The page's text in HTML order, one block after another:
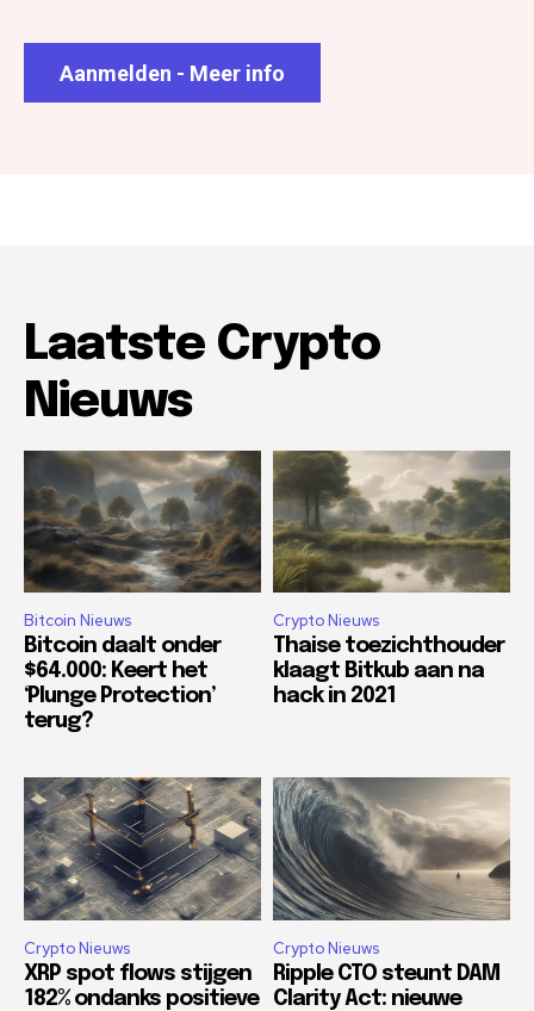
Aanmelden - Meer info
Laatste Crypto
Nieuws
Bitcoin Nieuws
Bitcoin daalt onder
$64.000: Keert het
‘Plunge Protection’
terug?
Crypto Nieuws
Thaise toezichthouder
klaagt Bitkub aan na
hack in 2021
Crypto Nieuws
XRP spot flows stijgen
182% ondanks positieve
Crypto Nieuws
Ripple CTO steunt DAM
Clarity Act: nieuwe